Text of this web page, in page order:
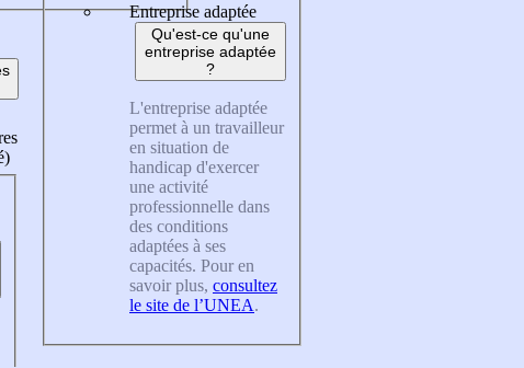
Entreprise adaptée
Qu'est-ce qu'une
entreprise adaptée
?
L'entreprise adaptée
permet à un travailleur
en situation de
handicap d'exercer
une activité
professionnelle dans
des conditions
adaptées à ses
capacités. Pour en
savoir plus, consultez
le site de l’UNEA.